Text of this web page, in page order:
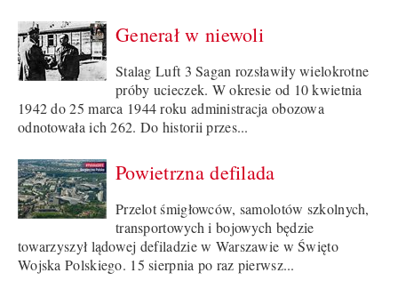
Generał w niewoli
Stalag Luft 3 Sagan rozsławiły wielokrotne
próby ucieczek. W okresie od 10 kwietnia
1942 do 25 marca 1944 roku administracja obozowa
odnotowała ich 262. Do historii przes...
Powietrzna defilada
Przelot śmigłowców, samolotów szkolnych,
transportowych i bojowych będzie
towarzyszył lądowej defiladzie w Warszawie w Święto
Wojska Polskiego. 15 sierpnia po raz pierwsz...